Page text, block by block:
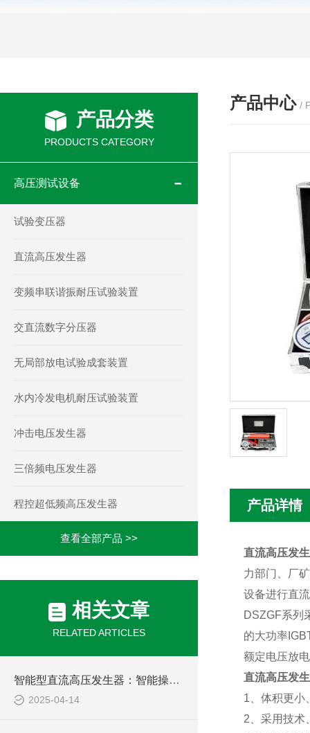
产品分类
PRODUCTS CATEGORY
高压测试设备
试验变压器
直流高压发生器
变频串联谐振耐压试验装置
交直流数字分压器
无局部放电试验成套装置
水内冷发电机耐压试验装置
冲击电压发生器
三倍频电压发生器
程控超低频高压发生器
查看全部产品 >>
相关文章
RELATED ARTICLES
智能型直流高压发生器：智能操控，轻松驾驭高压测试难题
2025-04-14
产品中心 /
产品详情
直流高压发
力部门、厂
设备进行直
DSZGF系列
的大功率
额定电压放
直流高压发
1 、体积更
2 、采用技